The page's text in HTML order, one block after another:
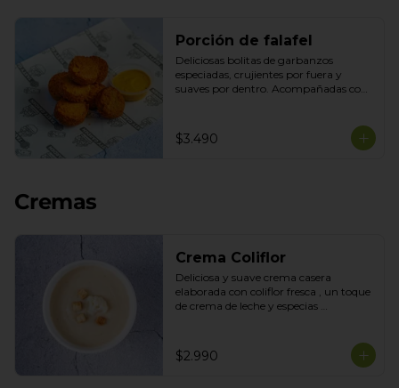
Porción de falafel
Deliciosas bolitas de garbanzos
especiadas, crujientes por fuera y
suaves por dentro. Acompañadas con
perfecto.
$3.490
Cremas
Crema Coliflor
Deliciosa y suave crema casera
elaborada con coliflor fresca , un toque
de crema de leche y especias
$2.990